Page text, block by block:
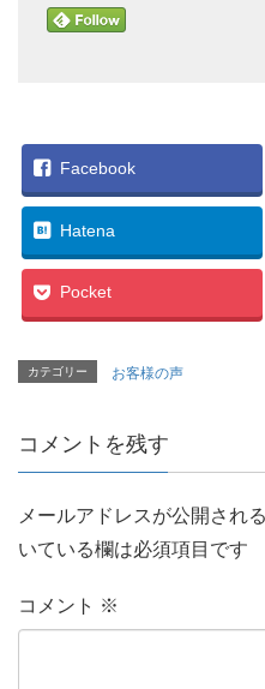
Facebook
Hatena
Pocket
カテゴリー お客様の声
コメントを残す
メールアドレスが公開され
いている欄は必須項目です
コメント ※